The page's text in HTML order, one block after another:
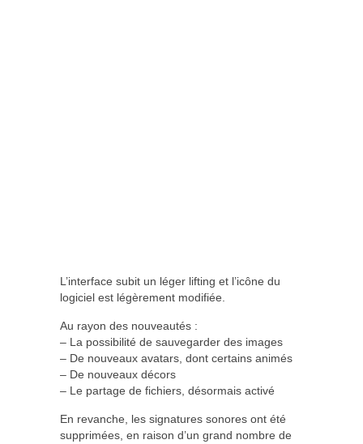
L’interface subit un léger lifting et l’icône du
logiciel est légèrement modifiée.
Au rayon des nouveautés :
– La possibilité de sauvegarder des images
– De nouveaux avatars, dont certains animés
– De nouveaux décors
– Le partage de fichiers, désormais activé
En revanche, les signatures sonores ont été
supprimées, en raison d’un grand nombre de